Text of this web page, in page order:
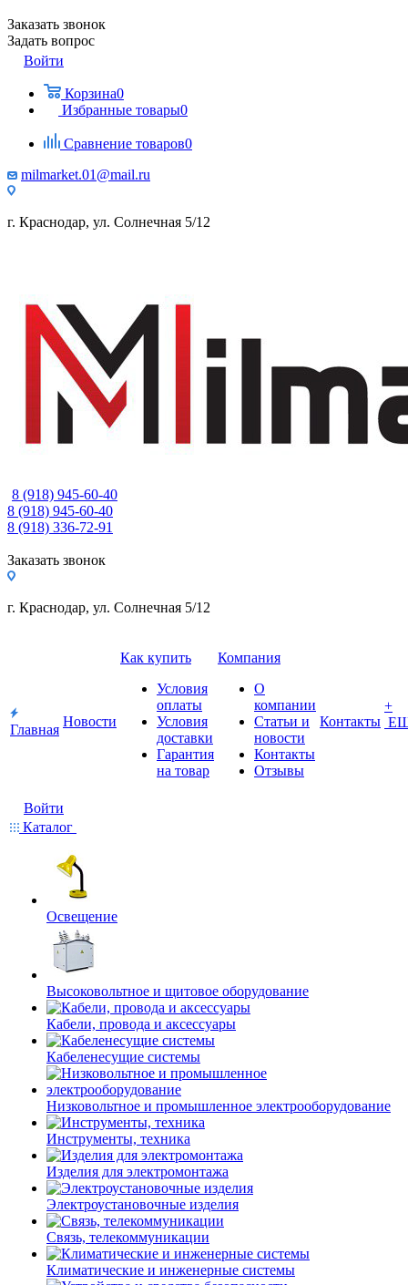
Заказать звонок
Задать вопрос
Войти
Корзина0
Избранные товары0
Сравнение товаров0
milmarket.01@mail.ru
г. Краснодар, ул. Солнечная 5/12
8 (918) 945-60-40
8 (918) 945-60-40
8 (918) 336-72-91
Заказать звонок
г. Краснодар, ул. Солнечная 5/12
Главная
Новости
Как купить
Условия
оплаты
Условия
доставки
Гарантия
на товар
Компания
О
компании
Статьи и
новости
Контакты
Отзывы
Контакты
+
Войти
Каталог
Освещение
Высоковольтное и щитовое оборудование
Кабели, провода и аксессуары
Кабеленесущие системы
Низковольтное и промышленное электрооборудование
Инструменты, техника
Изделия для электромонтажа
Электроустановочные изделия
Связь, телекоммуникации
Климатические и инженерные системы